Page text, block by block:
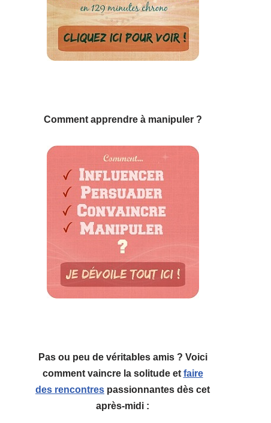
Comment apprendre à manipuler ?
Pas ou peu de véritables amis ? Voici
comment vaincre la solitude et faire
des rencontres passionnantes dès cet
après-midi :